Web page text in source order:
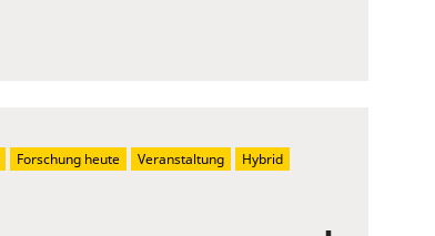
Forschung heute Veranstaltung Hybrid